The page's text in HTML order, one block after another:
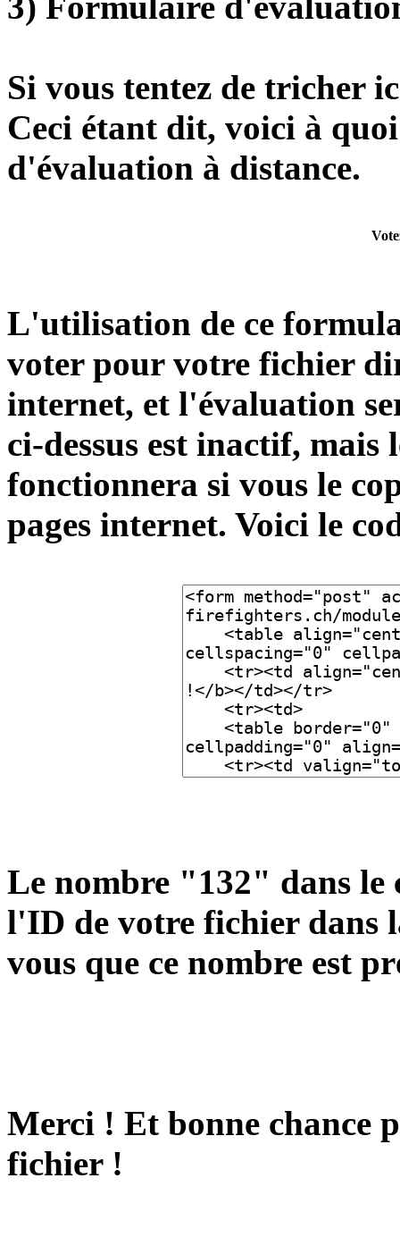
Si vous tentez de tricher
Ceci étant dit, voici à
d'évaluation à distance.
L'utilisation de ce
voter pour votre fichier
internet, et l'évaluation
ci-dessus est inactif, mais
fonctionnera si vous le
pages internet. Voici le
Le nombre "132" dans le
l'ID de votre fichier dans
vous que ce nombre est
Merci ! Et bonne chance
fichier !